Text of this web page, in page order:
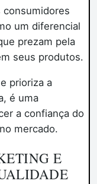
um diferencial
prezam pela
seus produtos.
prioriza a
é uma
a confiança do
mercado.
E